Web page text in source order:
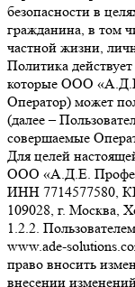
безопасности в
гражданина, в том
частной жизни,
Политика
которые ООО
Оператор) может
(далее –
совершаемые
Для целей
ООО «А.Д.Е.
ИНН 7714577580,
109028, г. Москва,
1.2.2.
www.ade-
право вносить
внесении